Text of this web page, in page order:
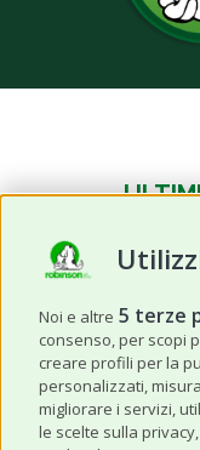
Noi e altre 5 terze
consenso, per scopi
creare profili per la
personalizzati,
migliorare i servizi,
le scelte sulla
Frutta
quali
Caldo
non
con il